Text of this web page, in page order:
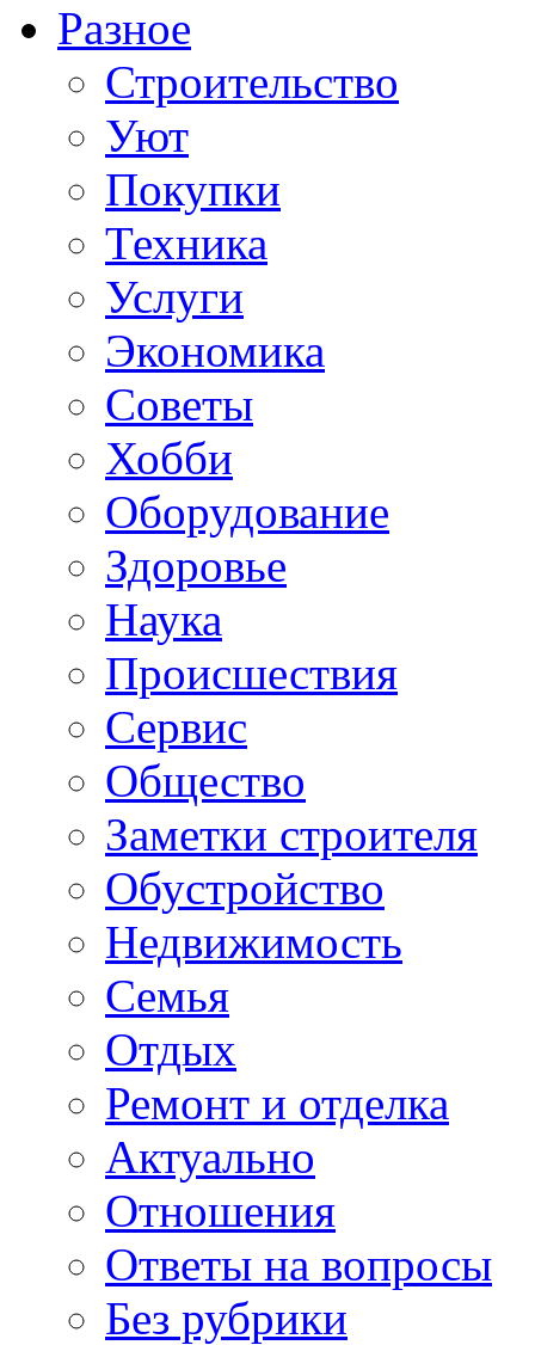
Разное
Строительство
Уют
Покупки
Техника
Услуги
Экономика
Советы
Хобби
Oборудование
Здоровье
Наука
Происшествия
Сервис
Общество
Заметки строителя
Обустройство
Недвижимость
Семья
Отдых
Ремонт и отделка
Актуально
Отношения
Ответы на вопросы
Без рубрики